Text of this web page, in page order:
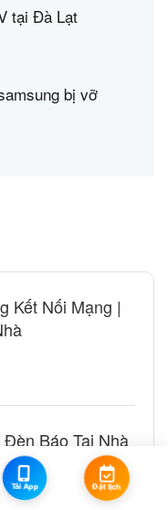
tại Đà Lạt
bị vỡ
Kết Nối Mạng |
Báo Tại Nhà
Phí
Tải App Đặt lịch